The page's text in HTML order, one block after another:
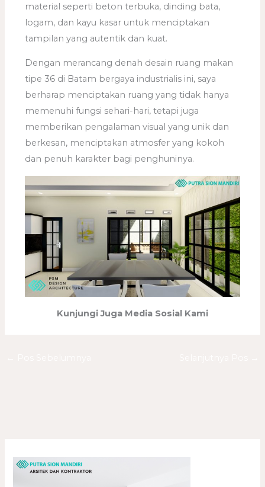
material seperti beton terbuka, dinding bata,
logam, dan kayu kasar untuk menciptakan
tampilan yang autentik dan kuat.
Dengan merancang denah desain ruang makan
tipe 36 di Batam bergaya industrialis ini, saya
berharap menciptakan ruang yang tidak hanya
memenuhi fungsi sehari-hari, tetapi juga
memberikan pengalaman visual yang unik dan
berkesan, menciptakan atmosfer yang kokoh
dan penuh karakter bagi penghuninya.
Kunjungi Juga Media Sosial Kami